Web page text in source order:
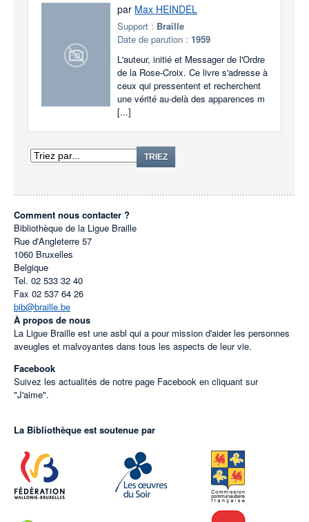
par Max HEINDEL
Support : Braille
Date de parution : 1959
L'auteur, initié et Messager de l'Ordre
de la Rose-Croix. Ce livre s'adresse à
ceux qui pressentent et recherchent
une vérité au-delà des apparences m
[...]
TRIEZ
Comment nous contacter ?
Bibliothèque de la Ligue Braille
Rue d'Angleterre 57
1060 Bruxelles
Belgique
Tel. 02 533 32 40
Fax 02 537 64 26
bib@braille.be
À propos de nous
La Ligue Braille est une asbl qui a pour mission d'aider les personnes
aveugles et malvoyantes dans tous les aspects de leur vie.
Facebook
Suivez les actualités de notre page Facebook en cliquant sur
"J'aime".
La Bibliothèque est soutenue par